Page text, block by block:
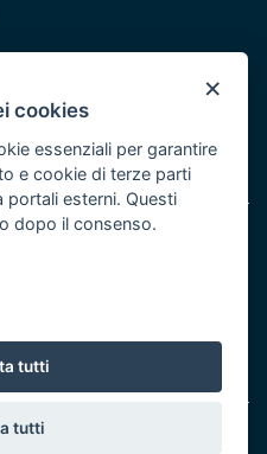
POR Puglia 2014/2020 -
Puglia
×
cookies
essenziali per garantire
e cookie di terze parti
portali esterni. Questi
dopo il consenso.
tutti
tutti